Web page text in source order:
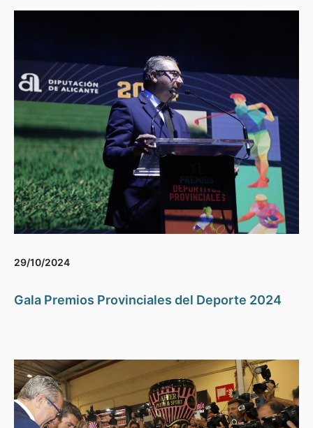
29/10/2024
Gala Premios Provinciales del Deporte 2024